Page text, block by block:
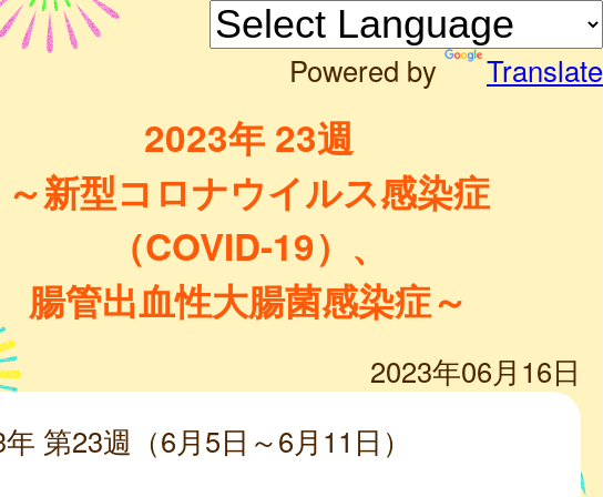
Powered by Translate
2023年 23週
～新型コロナウイルス感染症
（COVID-19）、
腸管出血性大腸菌感染症～
2023年06月16日
第23週（6月5日～6月11日）